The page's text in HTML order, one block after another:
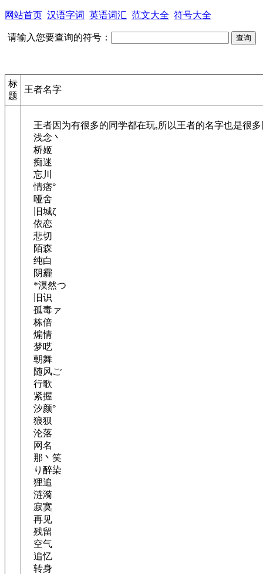
网站首页 汉语字词 英语词汇 范文大全 符号大全
请输入您要查询的符号：
标
题
王者名字
王者因为有很多的同学都在玩,所以王者的名字也是很
浅念丶
桥姬
痴迷
忘川
情痞°
哑舍
旧城ζ
依恋
悲切
陌森
纯白
阴霾
*漠然つ
旧识
孤毒ァ
栋倍
煽情
梦呓
朝舞
随风ご
行歌
紧握
汐颜°
狼狈
沦落
网名
那丶笑
り醉染
狸追
涟漪
寂寞
再见
残留
空气
追忆
转身